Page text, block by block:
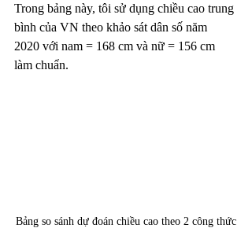
Trong bảng này, tôi sử dụng chiều cao trung
bình của VN theo khảo sát dân số năm
2020 với nam = 168 cm và nữ = 156 cm
làm chuẩn.
Bảng so sánh dự đoán chiều cao theo 2 công thức